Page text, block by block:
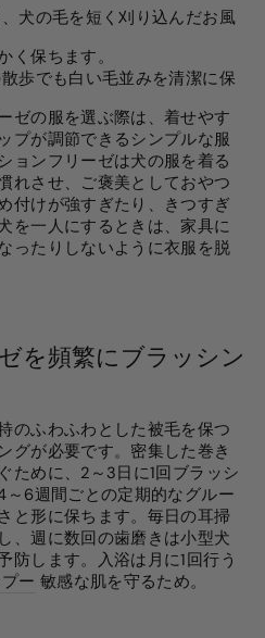
、犬の毛を短く刈り込んだお風
く保ちます。
歩でも白い毛並みを清潔に保
ゼの服を選ぶ際は、着せやす
プが調節できるシンプルな服
ョンフリーゼは犬の服を着る
れさせ、ご褒美としておやつ
付けが強すぎたり、きつすぎ
を一人にするときは、家具に
ったりしないように衣服を脱
を頻繁にブラッシン
のふわふわとした被毛を保つ
グが必要です。密集した巻き
ために、2～3日に1回ブラッシ
6週間ごとの定期的なグルー
と形に保ちます。毎日の耳掃
、週に数回の歯磨きは小型犬
防します。入浴は月に1回行う
ー 敏感な肌を守るため。